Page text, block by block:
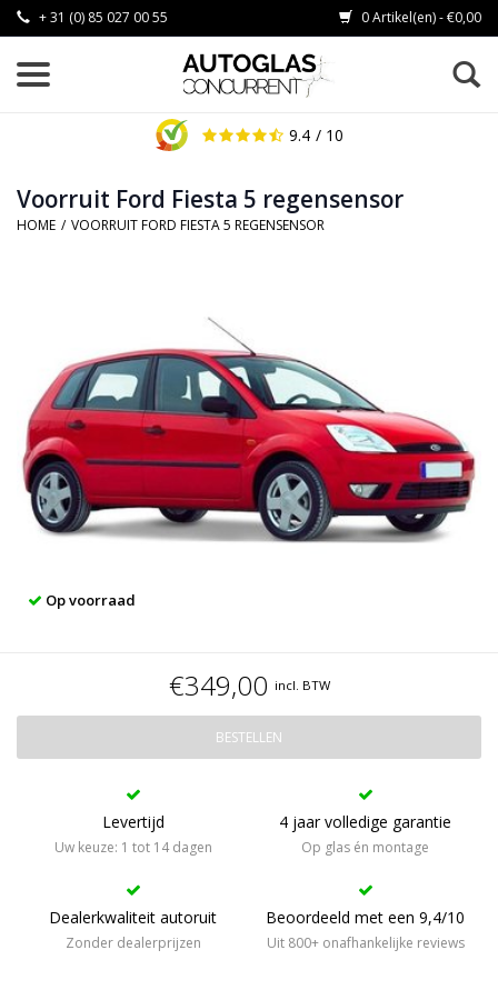
+ 31 (0) 85 027 00 55 0 Artikel(en) - €0,00
9.4 / 10
Voorruit Ford Fiesta 5 regensensor
HOME / VOORRUIT FORD FIESTA 5 REGENSENSOR
Op voorraad
€349,00 incl. BTW
BESTELLEN
Levertijd
Uw keuze: 1 tot 14 dagen
4 jaar volledige garantie
Op glas én montage
Dealerkwaliteit autoruit
Zonder dealerprijzen
Beoordeeld met een 9,4/10
Uit 800+ onafhankelijke reviews